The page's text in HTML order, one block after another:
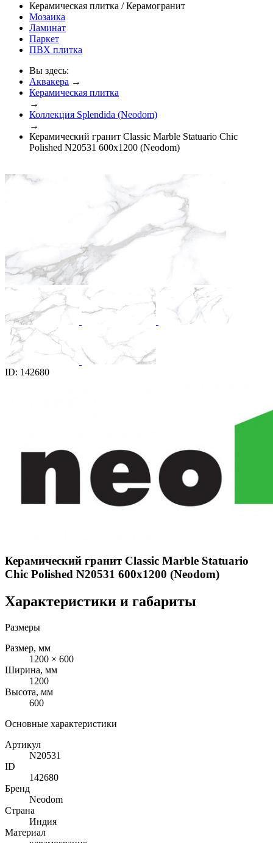
Керамическая плитка / Керамогранит
Мозаика
Ламинат
Паркет
ПВХ плитка
Вы здесь:
Аквакера →
Керамическая плитка
→
Коллекция Splendida (Neodom)
→
Керамический гранит Classic Marble Statuario Chic
Polished N20531 600x1200 (Neodom)
ID: 142680
Керамический гранит Classic Marble Statuario
Chic Polished N20531 600x1200 (Neodom)
Характеристики и габариты
Размеры
Размер, мм
1200 × 600
Ширина, мм
1200
Высота, мм
600
Основные характеристики
Артикул
N20531
ID
142680
Бренд
Neodom
Страна
Индия
Материал